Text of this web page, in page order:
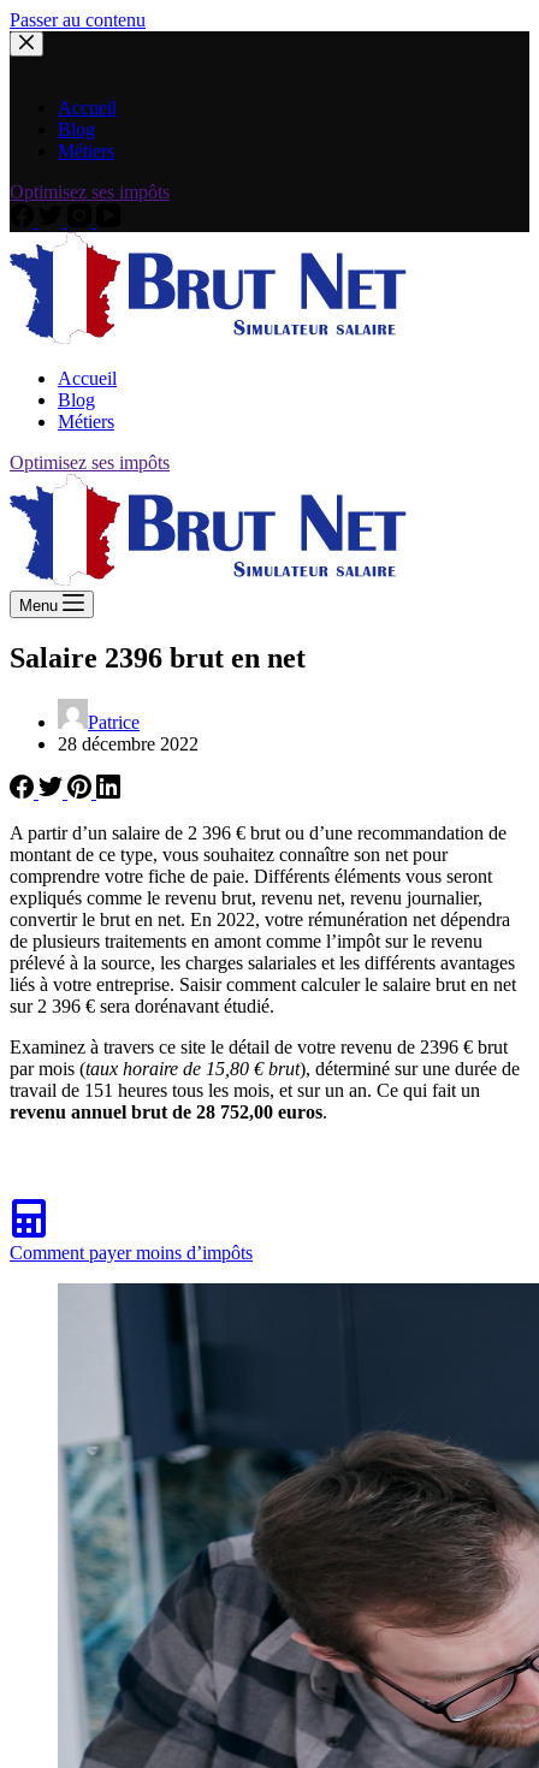
Passer au contenu
Accueil
Blog
Métiers
Optimisez ses impôts
Accueil
Blog
Métiers
Optimisez ses impôts
Menu
Salaire 2396 brut en net
Patrice
28 décembre 2022
A partir d’un salaire de 2 396 € brut ou d’une recommandation de
montant de ce type, vous souhaitez connaître son net pour
comprendre votre fiche de paie. Différents éléments vous seront
expliqués comme le revenu brut, revenu net, revenu journalier,
convertir le brut en net. En 2022, votre rémunération net dépendra
de plusieurs traitements en amont comme l’impôt sur le revenu
prélevé à la source, les charges salariales et les différents avantages
liés à votre entreprise. Saisir comment calculer le salaire brut en net
sur 2 396 € sera dorénavant étudié.
Examinez à travers ce site le détail de votre revenu de 2396 € brut
par mois (taux horaire de 15,80 € brut), déterminé sur une durée de
travail de 151 heures tous les mois, et sur un an. Ce qui fait un
revenu annuel brut de 28 752,00 euros.
Comment payer moins d’impôts